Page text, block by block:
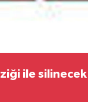
ile silinecek